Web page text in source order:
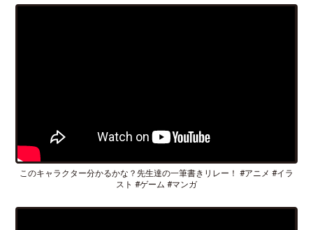
このキャラクター分かるかな？先生達の一筆書きリレー！ #アニメ #イラ
スト #ゲーム #マンガ